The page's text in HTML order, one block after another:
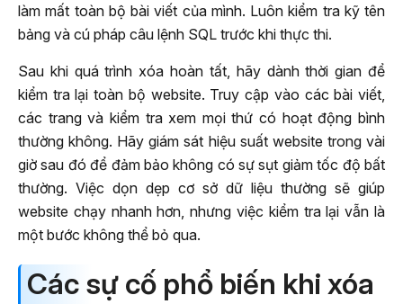
làm mất toàn bộ bài viết của mình. Luôn kiểm tra kỹ tên
bảng và cú pháp câu lệnh SQL trước khi thực thi.
Sau khi quá trình xóa hoàn tất, hãy dành thời gian để
kiểm tra lại toàn bộ website. Truy cập vào các bài viết,
các trang và kiểm tra xem mọi thứ có hoạt động bình
thường không. Hãy giám sát hiệu suất website trong vài
giờ sau đó để đảm bảo không có sự sụt giảm tốc độ bất
thường. Việc dọn dẹp cơ sở dữ liệu thường sẽ giúp
website chạy nhanh hơn, nhưng việc kiểm tra lại vẫn là
một bước không thể bỏ qua.
Các sự cố phổ biến khi xóa